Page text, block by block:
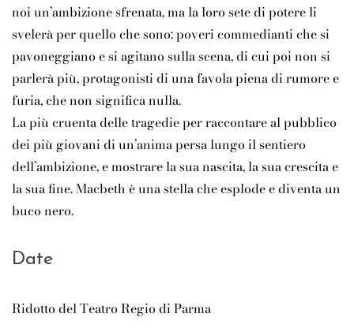
noi un’ambizione sfrenata, ma la loro sete di potere li
svelerà per quello che sono: poveri commedianti che si
pavoneggiano e si agitano sulla scena, di cui poi non si
parlerà più, protagonisti di una favola piena di rumore e
furia, che non significa nulla.
La più cruenta delle tragedie per raccontare al pubblico
dei più giovani di un’anima persa lungo il sentiero
dell’ambizione, e mostrare la sua nascita, la sua crescita e
la sua fine. Macbeth è una stella che esplode e diventa un
buco nero.
Date
Ridotto del Teatro Regio di Parma